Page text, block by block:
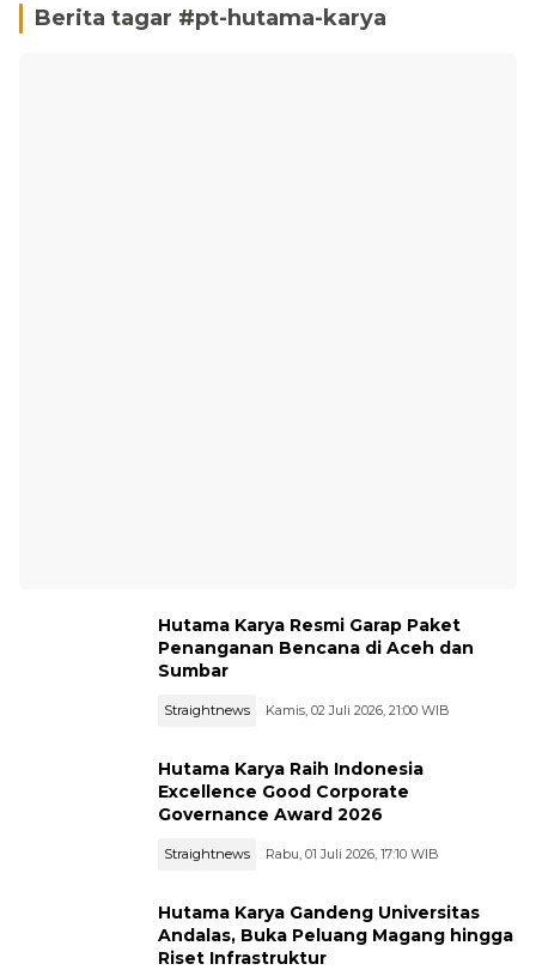
Berita tagar #pt-hutama-karya
Hutama Karya Resmi Garap Paket
Penanganan Bencana di Aceh dan
Sumbar
Straightnews Kamis, 02 Juli 2026, 21:00 WIB
Hutama Karya Raih Indonesia
Excellence Good Corporate
Governance Award 2026
Straightnews Rabu, 01 Juli 2026, 17:10 WIB
Hutama Karya Gandeng Universitas
Andalas, Buka Peluang Magang hingga
Riset Infrastruktur